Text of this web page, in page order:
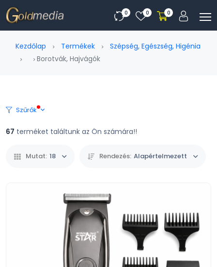
0 0 0
Kezdőlap Termékek
Szépség, Egészség, Higénia
Borotvák, Hajvágók
Szűrők
67 terméket találtunk az Ön számára!!
Mutat: 18 Rendezés: Alapértelmezett